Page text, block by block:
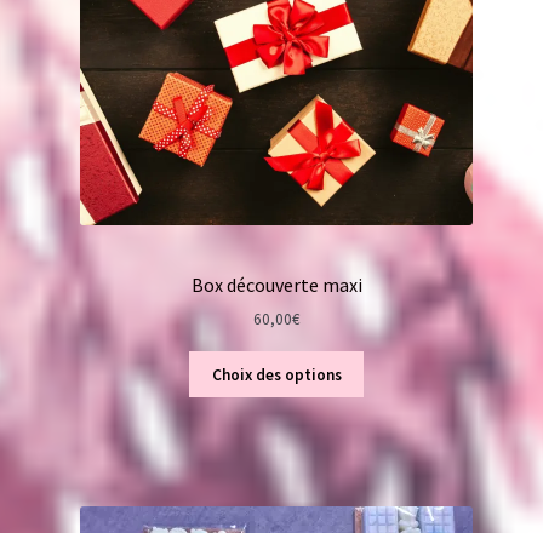
Box découverte maxi
60,00€
Choix des options